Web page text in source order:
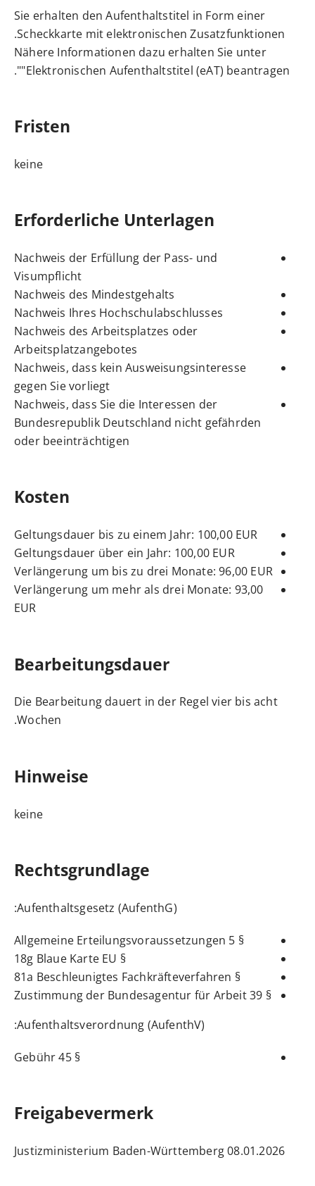
Sie erhalten den Aufenthaltstitel in Form einer
Scheckkarte mit elektronischen Zusatzfunktionen.
Nähere Informationen dazu erhalten Sie unter
"Elektronischen Aufenthaltstitel (eAT) beantragen
".
Fristen
keine
Erforderliche Unterlagen
Nachweis der Erfüllung der Pass- und
Visumpflicht
Nachweis des Mindestgehalts
Nachweis Ihres Hochschulabschlusses
Nachweis des Arbeitsplatzes oder
Arbeitsplatzangebotes
Nachweis, dass kein Ausweisungsinteresse
gegen Sie vorliegt
Nachweis, dass Sie die Interessen der
Bundesrepublik Deutschland nicht gefährden
oder beeinträchtigen
Kosten
Geltungsdauer bis zu einem Jahr: 100,00 EUR
Geltungsdauer über ein Jahr: 100,00 EUR
Verlängerung um bis zu drei Monate: 96,00 EUR
Verlängerung um mehr als drei Monate: 93,00
EUR
Bearbeitungsdauer
Die Bearbeitung dauert in der Regel vier bis acht
Wochen.
Hinweise
keine
Rechtsgrundlage
Aufenthaltsgesetz (AufenthG)
:
§ 5 Allgemeine Erteilungsvoraussetzungen
§ 18g Blaue Karte EU
§ 81a Beschleunigtes Fachkräfteverfahren
§ 39 Zustimmung der Bundesagentur für Arbeit
Aufenthaltsverordnung (AufenthV)
:
§ 45 Gebühr
Freigabevermerk
08.01.2026 Justizministerium Baden-Württemberg